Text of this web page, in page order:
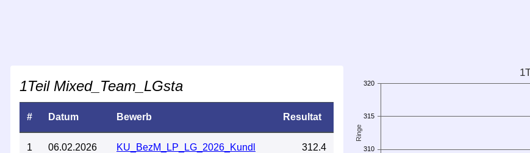
1Teil Mixed_Team_LGsta
# Datum Bewerb Resultat
1 06.02.2026 KU_BezM_LP_LG_2026_Kundl 312.4